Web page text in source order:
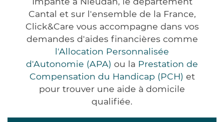
Cantal et sur l'ensemble de la France,
Click&Care vous accompagne dans vos
demandes d'aides financières comme
l'Allocation Personnalisée
d'Autonomie (APA) ou la Prestation de
Compensation du Handicap (PCH) et
pour trouver une aide à domicile
qualifiée.